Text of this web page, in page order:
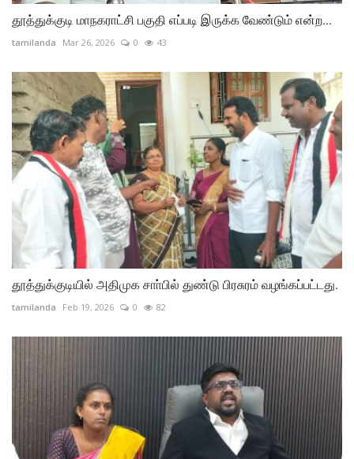
தூத்துக்குடி மாநகராட்சி பகுதி எப்படி இருக்க வேண்டும் என்ற...
tamilanda Mar 26, 2026 0 43
தூத்துக்குடியில் அதிமுக சாா்பில் துண்டு பிரசுரம் வழங்கப்பட்டது.
tamilanda Feb 19, 2026 0 82